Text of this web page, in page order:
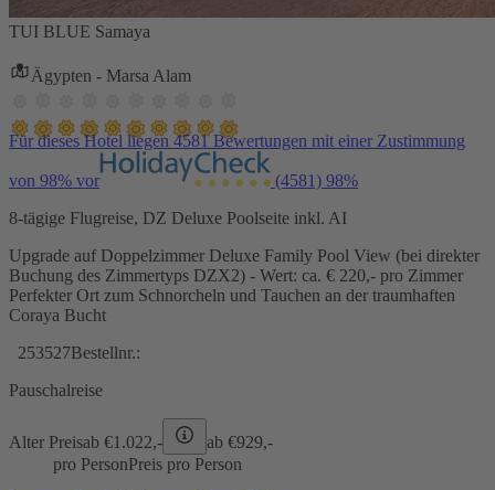
TUI BLUE Samaya
Ägypten - Marsa Alam
Für dieses Hotel liegen 4581 Bewertungen mit einer Zustimmung
von 98% vor (4581) 98%
8-tägige Flugreise, DZ Deluxe Poolseite inkl. AI
Upgrade auf Doppelzimmer Deluxe Family Pool View (bei direkter
Buchung des Zimmertyps DZX2) - Wert: ca. € 220,- pro Zimmer
Perfekter Ort zum Schnorcheln und Tauchen an der traumhaften
Coraya Bucht
253527Bestellnr.:
Pauschalreise
Alter Preisab €1.022,- ab €929,-
pro PersonPreis pro Person